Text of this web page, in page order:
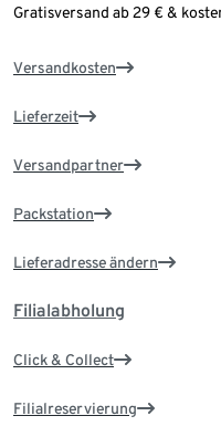
Gratisversand ab 29 € &
Versandkosten
Lieferzeit
Versandpartner
Packstation
Lieferadresse ändern
Filialabholung
Click & Collect
Filialreservierung